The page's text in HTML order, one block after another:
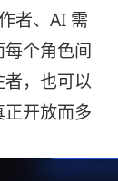
者、AI 需
个角色间
，也可以
开放而多